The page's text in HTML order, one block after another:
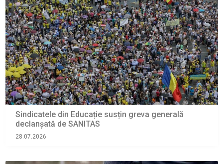
Sindicatele din Educație susțin greva generală
declanșată de SANITAS
28.07.2026